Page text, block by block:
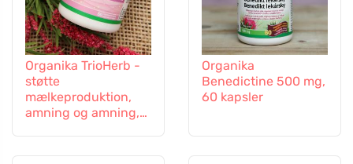
Organika TrioHerb -
støtte
mælkeproduktion,
amning og amning,
Organika
Benedictine 500 mg,
60 kapsler